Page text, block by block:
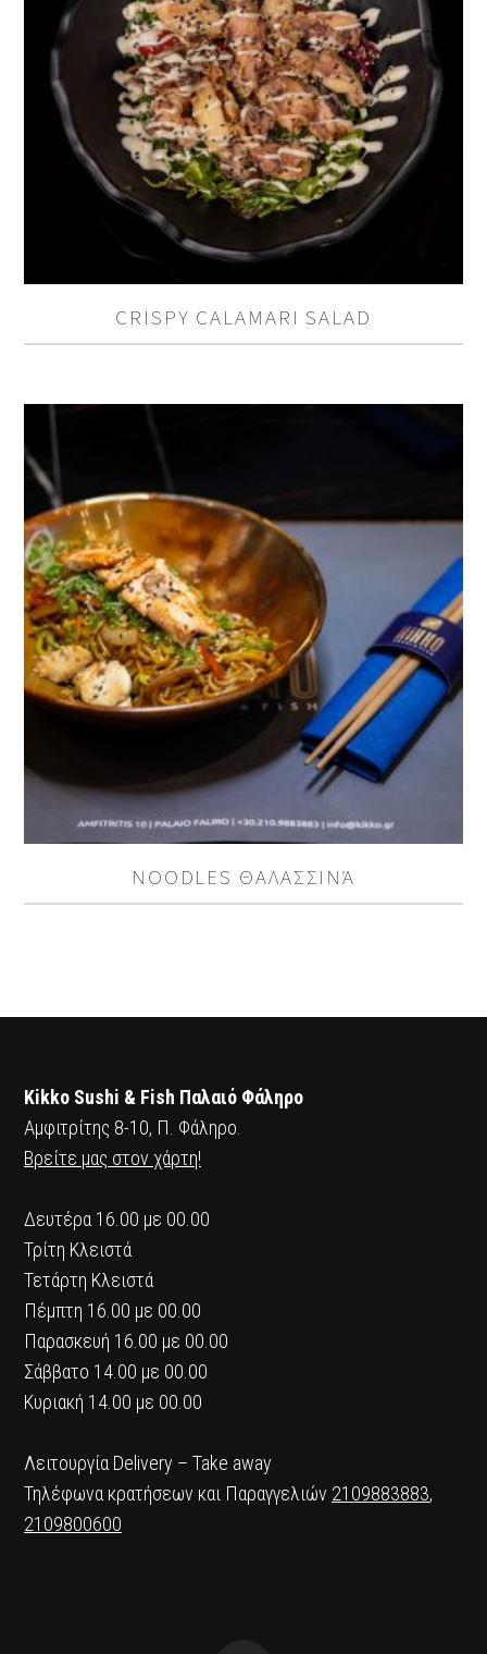
CRISPY CALAMARI SALAD
NOODLES ΘΑΛΑΣΣΙΝΆ
Kikko Sushi & Fish Παλαιό Φάληρο
Αμφιτρίτης 8-10, Π. Φάληρο.
Βρείτε μας στον χάρτη!
Δευτέρα 16.00 με 00.00
Τρίτη Κλειστά
Τετάρτη Κλειστά
Πέμπτη 16.00 με 00.00
Παρασκευή 16.00 με 00.00
Σάββατο 14.00 με 00.00
Κυριακή 14.00 με 00.00
Λειτουργία Delivery – Take away
Τηλέφωνα κρατήσεων και Παραγγελιών 2109883883,
2109800600